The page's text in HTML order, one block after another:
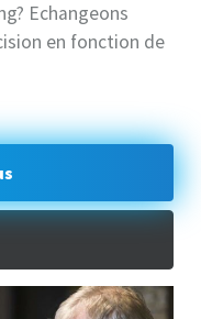
Echangeons
en fonction de